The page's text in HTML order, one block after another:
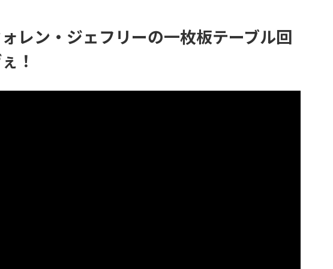
レン・ジェフリーの一枚板テーブル回
！